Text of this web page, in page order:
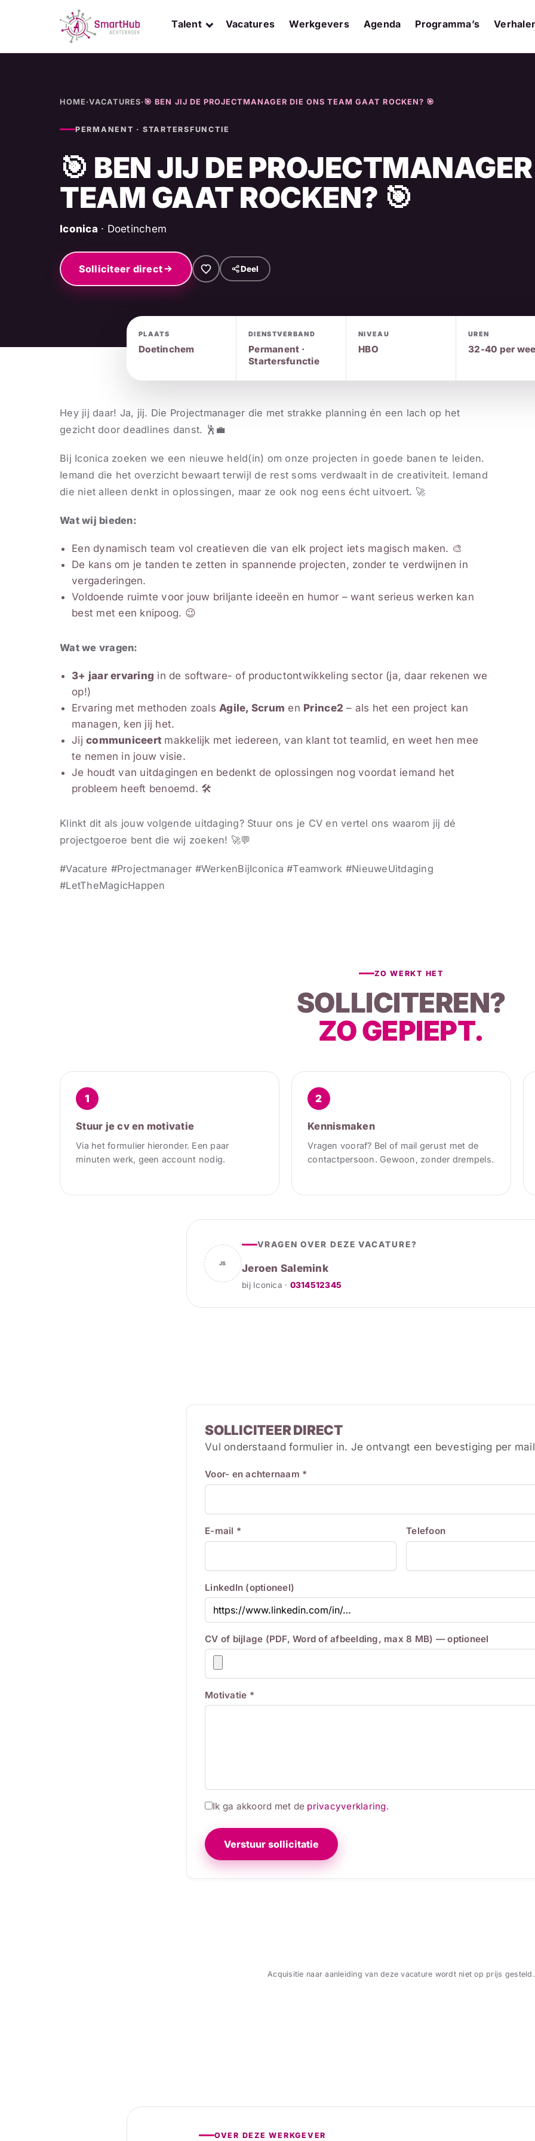
Talent Vacatures Werkgevers Agenda Programma’s
HOME ·VACATURES· 🎯 BEN JIJ DE PROJECTMANAGER DIE ONS TEAM GAAT ROCKEN? 🎯
PERMANENT · STARTERSFUNCTIE
🎯 BEN JIJ DE
TEAM GAAT ROCKEN? 🎯
Iconica · Doetinchem
Solliciteer direct Deel
PLAATS
Doetinchem
DIENSTVERBAND
Permanent ·
Startersfunctie
NIVEAU
HBO
UREN
32-40 per
Hey jij daar! Ja, jij. Die Projectmanager die met strakke planning én een lach op het
gezicht door deadlines danst. 🕺💼
Bij Iconica zoeken we een nieuwe held(in) om onze projecten in goede banen te leiden.
Iemand die het overzicht bewaart terwijl de rest soms verdwaalt in de creativiteit. Iemand
die niet alleen denkt in oplossingen, maar ze ook nog eens écht uitvoert. 🚀
Wat wij bieden:
Een dynamisch team vol creatieven die van elk project iets magisch maken. 🎨
De kans om je tanden te zetten in spannende projecten, zonder te verdwijnen in
vergaderingen.
Voldoende ruimte voor jouw briljante ideeën en humor – want serieus werken kan
best met een knipoog. 😉
Wat we vragen:
3+ jaar ervaring in de software- of productontwikkeling sector (ja, daar rekenen we
op!)
Ervaring met methoden zoalsAgile, Scrum en Prince2 – als het een project kan
managen, ken jij het.
Jijcommuniceert makkelijk met iedereen, van klant tot teamlid, en weet hen mee
te nemen in jouw visie.
Je houdt van uitdagingen en bedenkt de oplossingen nog voordat iemand het
probleem heeft benoemd. 🛠️
Klinkt dit als jouw volgende uitdaging? Stuur ons je CV en vertel ons waarom jij dé
projectgoeroe bent die wij zoeken! 🚀💬
#Vacature #Projectmanager #WerkenBijIconica #Teamwork #NieuweUitdaging
#LetTheMagicHappen
ZO WERKT HET
SOLLICITEREN?
ZO GEPIEPT.
1
Stuur je cv en motivatie
Via het formulier hieronder. Een paar
minuten werk, geen account nodig.
2
Kennismaken
Vragen vooraf? Bel of mail gerust met de
contactpersoon. Gewoon, zonder drempels.
JS
VRAGEN OVER DEZE VACATURE?
Jeroen Salemink
bij Iconica · 0314512345
SOLLICITEER DIRECT
Vul onderstaand formulier in. Je ontvangt een bevestiging per
Voor- en achternaam *
E-mail * Telefoon
LinkedIn (optioneel)
CV of bijlage (PDF, Word of afbeelding, max 8 MB) — optioneel
Motivatie *
Ik ga akkoord met de privacyverklaring.
Verstuur sollicitatie
Acquisitie naar aanleiding van deze vacature wordt niet op prijs gesteld.
OVER DEZE WERKGEVER